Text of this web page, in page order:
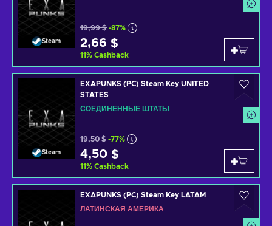
Steam
19,99 $ -87%
2,66 $
11% Cashback
Steam
EXAPUNKS (PC) Steam Key UNITED
STATES
СОЕДИНЕННЫЕ ШТАТЫ
19,50 $ -77%
4,50 $
11% Cashback
EXAPUNKS (PC) Steam Key LATAM
ЛАТИНСКАЯ АМЕРИКА